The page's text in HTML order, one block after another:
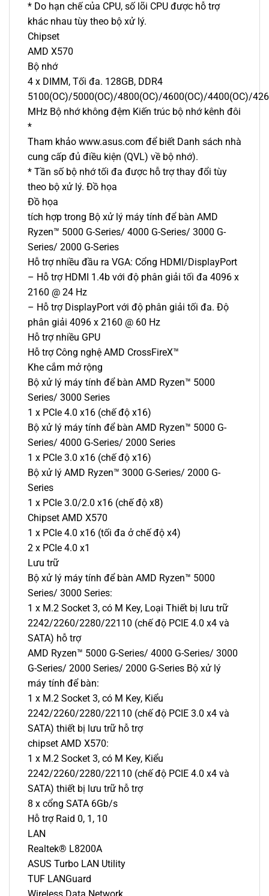
* Do hạn chế của CPU, số lõi CPU được hỗ trợ
khác nhau tùy theo bộ xử lý.
Chipset
AMD X570
Bộ nhớ
4 x DIMM, Tối đa. 128GB, DDR4
5100(OC)/5000(OC)/4800(OC)/4600(OC)/4400(OC)/
MHz Bộ nhớ không đệm Kiến trúc bộ nhớ kênh đôi
*
Tham khảo www.asus.com để biết Danh sách nhà
cung cấp đủ điều kiện (QVL) về bộ nhớ).
* Tần số bộ nhớ tối đa được hỗ trợ thay đổi tùy
theo bộ xử lý. Đồ họa
Đồ họa
tích hợp trong Bộ xử lý máy tính để bàn AMD
Ryzen™ 5000 G-Series/ 4000 G-Series/ 3000 G-
Series/ 2000 G-Series
Hỗ trợ nhiều đầu ra VGA: Cổng HDMI/DisplayPort
– Hỗ trợ HDMI 1.4b với độ phân giải tối đa 4096 x
2160 @ 24 Hz
– Hỗ trợ DisplayPort với độ phân giải tối đa. Độ
phân giải 4096 x 2160 @ 60 Hz
Hỗ trợ nhiều GPU
Hỗ trợ Công nghệ AMD CrossFireX™
​​Khe cắm mở rộng
Bộ xử lý máy tính để bàn AMD Ryzen™ 5000
Series/ 3000 Series
1 x PCIe 4.0 x16 (chế độ x16)
Bộ xử lý máy tính để bàn AMD Ryzen™ 5000 G-
Series/ 4000 G-Series/ 2000 Series
1 x PCIe 3.0 x16 (chế độ x16)
Bộ xử lý AMD Ryzen™ 3000 G-Series/ 2000 G-
Series
1 x PCIe 3.0/2.0 x16 (chế độ x8)
Chipset AMD X570
1 x PCIe 4.0 x16 (tối đa ở chế độ x4)
2 x PCIe 4.0 x1
Lưu trữ
Bộ xử lý máy tính để bàn AMD Ryzen™ 5000
Series/ 3000 Series:
1 x M.2 Socket 3, có M Key, Loại Thiết bị lưu trữ
2242/2260/2280/22110 (chế độ PCIE 4.0 x4 và
SATA) hỗ trợ
AMD Ryzen™ 5000 G-Series/ 4000 G-Series/ 3000
G-Series/ 2000 Series/ 2000 G-Series Bộ xử lý
máy tính để bàn:
1 x M.2 Socket 3, có M Key, Kiểu
2242/2260/2280/22110 (chế độ PCIE 3.0 x4 và
SATA) thiết bị lưu trữ hỗ trợ
chipset AMD X570:
1 x M.2 Socket 3, có M Key, Kiểu
2242/2260/2280/22110 (chế độ PCIE 4.0 x4 và
SATA) thiết bị lưu trữ hỗ trợ
8 x cổng SATA 6Gb/s
Hỗ trợ Raid 0, 1, 10
LAN
Realtek® L8200A
ASUS Turbo LAN Utility
TUF LANGuard